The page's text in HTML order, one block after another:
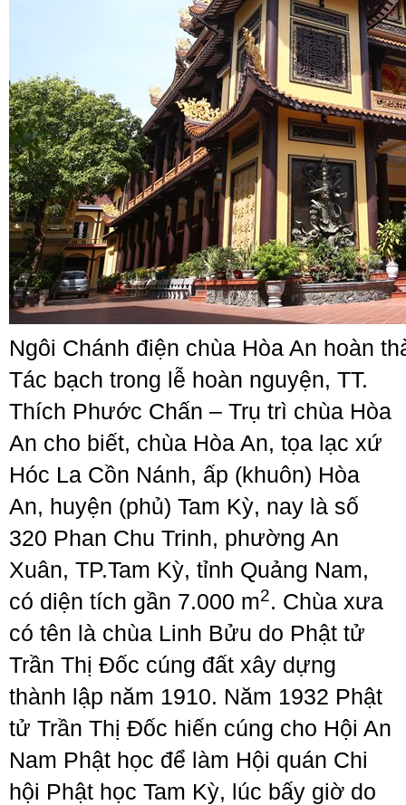
Ngôi Chánh điện chùa Hòa An hoàn
Tác bạch trong lễ hoàn nguyện, TT.
Thích Phước Chấn – Trụ trì chùa Hòa
An cho biết, chùa Hòa An, tọa lạc xứ
Hóc La Cồn Nánh, ấp (khuôn) Hòa
An, huyện (phủ) Tam Kỳ, nay là số
320 Phan Chu Trinh, phường An
Xuân, TP.Tam Kỳ, tỉnh Quảng Nam,
có diện tích gần 7.000 m2. Chùa xưa
có tên là chùa Linh Bửu do Phật tử
Trần Thị Đốc cúng đất xây dựng
thành lập năm 1910. Năm 1932 Phật
tử Trần Thị Đốc hiến cúng cho Hội An
Nam Phật học để làm Hội quán Chi
hội Phật học Tam Kỳ, lúc bấy giờ do